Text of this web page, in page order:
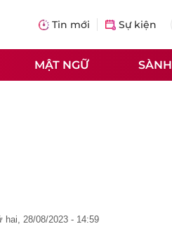
Tin mới Sự kiện
MẬT NGỮ SÀNH
hai, 28/08/2023 - 14:59